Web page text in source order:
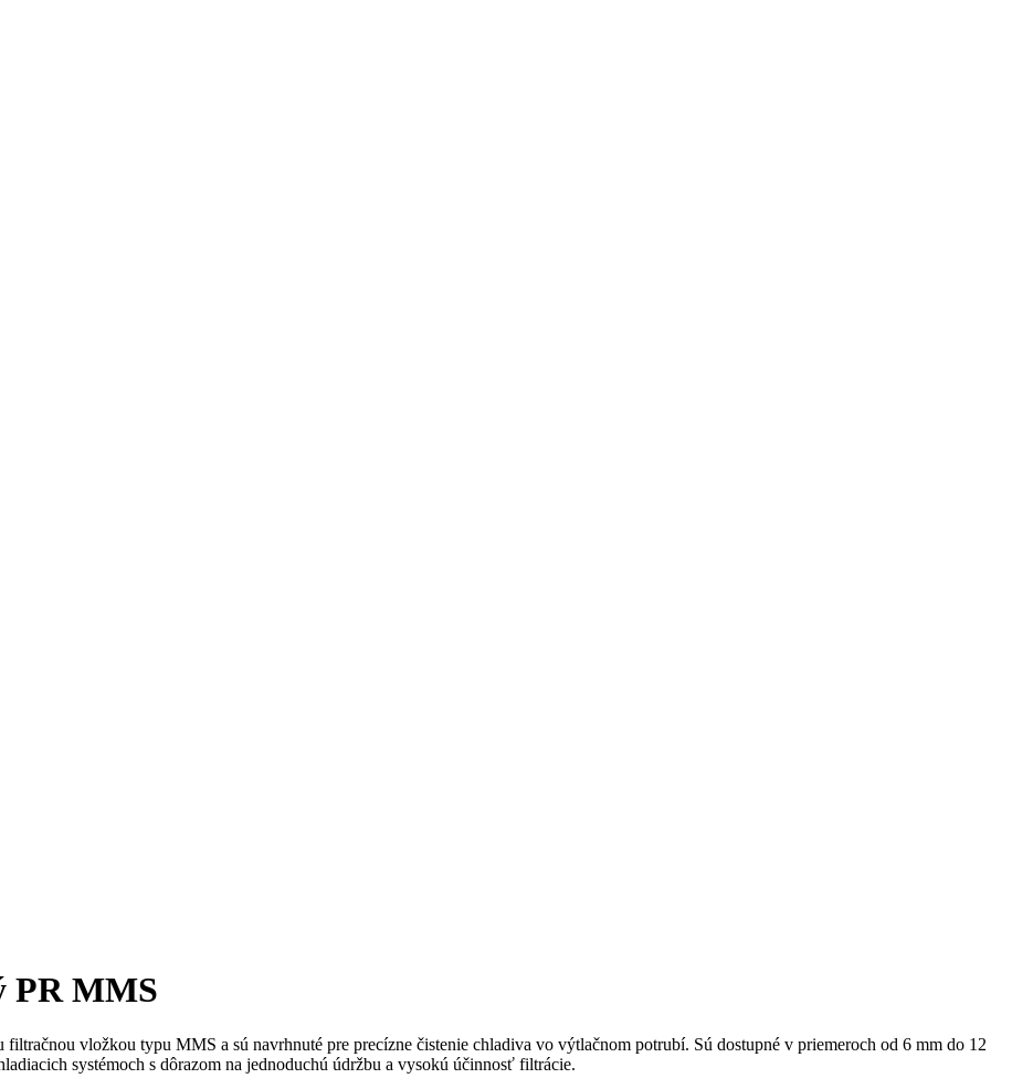
PR MMS
vložkou typu MMS a sú navrhnuté pre precízne čistenie chladiva vo výtlačnom potrubí. Sú dostupné v priemeroch od 6 mm do 12
systémoch s dôrazom na jednoduchú údržbu a vysokú účinnosť filtrácie.